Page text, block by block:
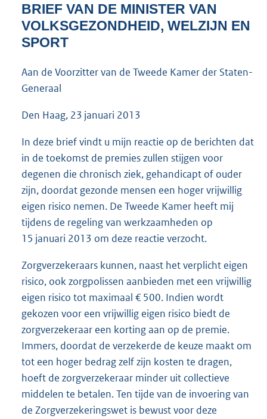
e
:
b
BRIEF VAN DE MINISTER VAN
VOLKSGEZONDHEID, WELZIJN EN
SPORT
Aan de Voorzitter van de Tweede Kamer der Staten-
Generaal
Den Haag, 23 januari 2013
In deze brief vindt u mijn reactie op de berichten dat
in de toekomst de premies zullen stijgen voor
degenen die chronisch ziek, gehandicapt of ouder
zijn, doordat gezonde mensen een hoger vrijwillig
eigen risico nemen. De Tweede Kamer heeft mij
tijdens de regeling van werkzaamheden op
15 januari 2013 om deze reactie verzocht.
Zorgverzekeraars kunnen, naast het verplicht eigen
risico, ook zorgpolissen aanbieden met een vrijwillig
eigen risico tot maximaal € 500. Indien wordt
gekozen voor een vrijwillig eigen risico biedt de
zorgverzekeraar een korting aan op de premie.
Immers, doordat de verzekerde de keuze maakt om
tot een hoger bedrag zelf zijn kosten te dragen,
hoeft de zorgverzekeraar minder uit collectieve
middelen te betalen. Ten tijde van de invoering van
de Zorgverzekeringswet is bewust voor deze